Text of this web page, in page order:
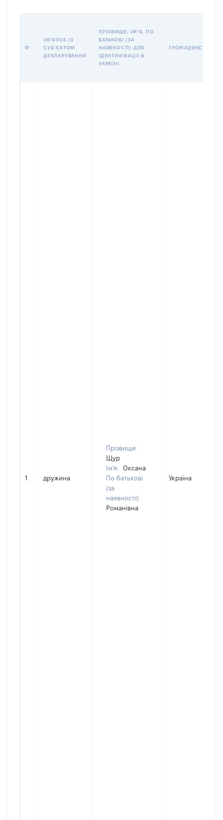
№
ЗВʼЯЗОК ІЗ
СУБʼЄКТОМ
ДЕКЛАРУВАННЯ
ПРІЗВИЩЕ, ІМʼЯ, ПО
БАТЬКОВІ (ЗА
НАЯВНОСТІ) ДЛЯ
ІДЕНТИФІКАЦІЇ В
УКРАЇНІ
ГРОМАДЯНСТВО
1 дружина
Прізвище:
Щур
Ім'я:
Оксана
По батькові
(за
наявності):
Романівна
Україна